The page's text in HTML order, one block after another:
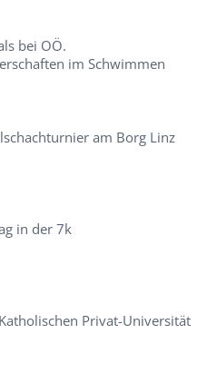
bei OÖ.
im Schwimmen
am Borg Linz
in der 7k
Privat-Universität